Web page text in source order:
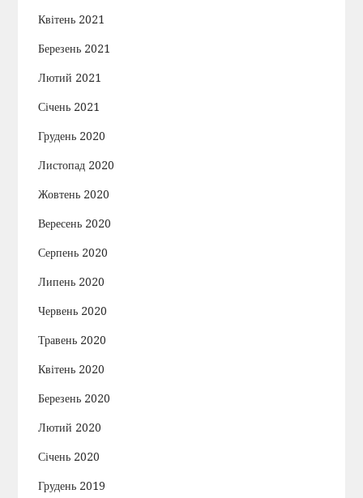
Квітень 2021
Березень 2021
Лютий 2021
Січень 2021
Грудень 2020
Листопад 2020
Жовтень 2020
Вересень 2020
Серпень 2020
Липень 2020
Червень 2020
Травень 2020
Квітень 2020
Березень 2020
Лютий 2020
Січень 2020
Грудень 2019